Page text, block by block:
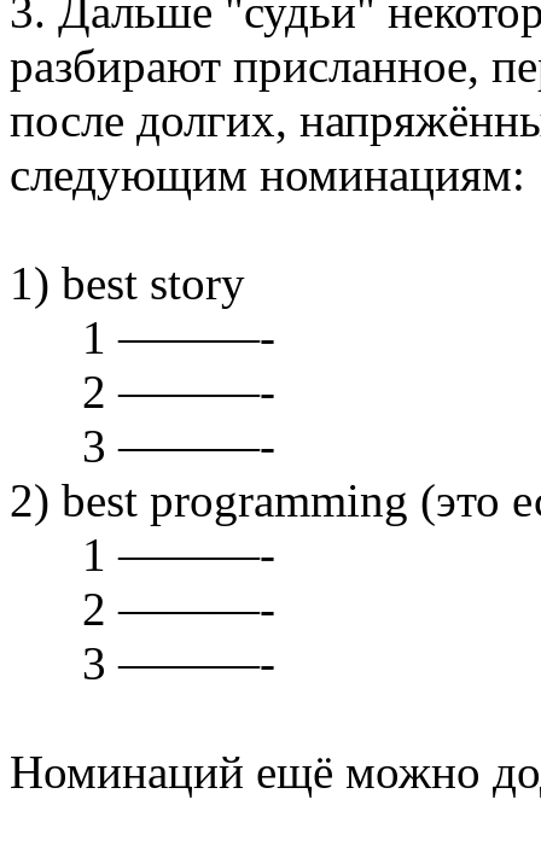
3. Дальше "судьи"
разбирают присланное,
после долгих,
следующим номинациям:
1) best story
1 ———-
2 ———-
3 ———-
2) best programming (это
1 ———-
2 ———-
3 ———-
Номинаций ещё можно